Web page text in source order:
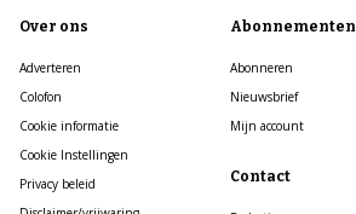
Over ons
Adverteren
Colofon
Cookie informatie
Cookie Instellingen
Privacy beleid
Abonnementen
Abonneren
Nieuwsbrief
Mijn account
Contact